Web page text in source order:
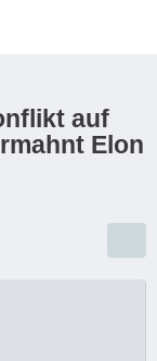
auf
Elon